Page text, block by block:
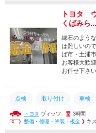
トヨタ
くばみら...
縁石のよう
は難しいの
ば市・土浦
お客様大歓
お任せ下さ
点検 取り付け 車検
ヴィッツ トヨタ
トヨタ ヴィッツ
3時間
整備・修理・塗装・板金
キ